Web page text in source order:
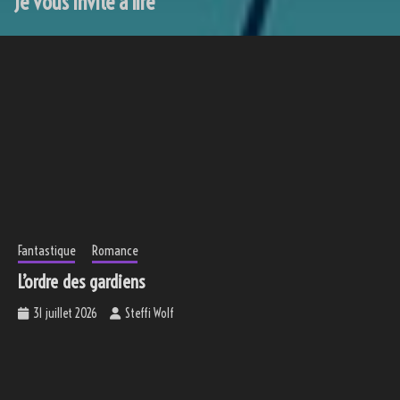
Fantastique Romance
L’ordre des gardiens
31 juillet 2026 Steffi Wolf